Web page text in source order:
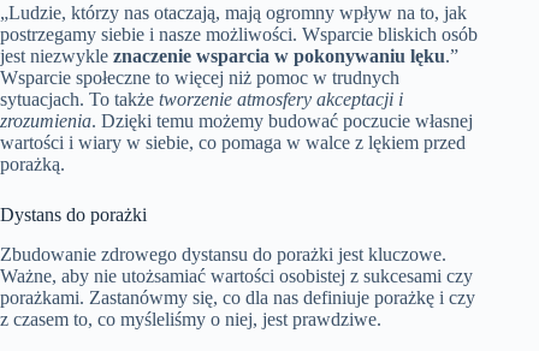
„Ludzie, którzy nas otaczają, mają ogromny wpływ na to, jak
postrzegamy siebie i nasze możliwości. Wsparcie bliskich osób
jest niezwykle znaczenie wsparcia w pokonywaniu lęku.”
Wsparcie społeczne to więcej niż pomoc w trudnych
sytuacjach. To także tworzenie atmosfery akceptacji i
zrozumienia. Dzięki temu możemy budować poczucie własnej
wartości i wiary w siebie, co pomaga w walce z lękiem przed
porażką.
Dystans do porażki
Zbudowanie zdrowego dystansu do porażki jest kluczowe.
Ważne, aby nie utożsamiać wartości osobistej z sukcesami czy
porażkami. Zastanówmy się, co dla nas definiuje porażkę i czy
z czasem to, co myśleliśmy o niej, jest prawdziwe.